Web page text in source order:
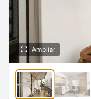
Ampliar